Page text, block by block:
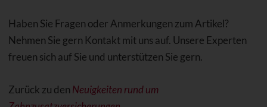
Haben Sie Fragen oder Anmerkungen zum Artikel?
Nehmen Sie gern Kontakt mit uns auf. Unsere Experten
freuen sich auf Sie und unterstützen Sie gern.
Zurück zu den Neuigkeiten rund um